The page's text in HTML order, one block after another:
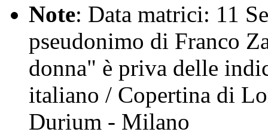
Note: Data matrici: 11
pseudonimo di Franco
donna" è priva delle
italiano / Copertina di
Durium - Milano